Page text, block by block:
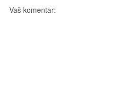
Vaš komentar: